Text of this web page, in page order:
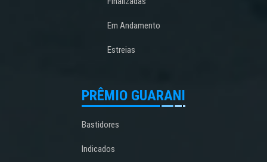
Em Andamento
Estreias
PRÊMIO GUARANI
Bastidores
Indicados